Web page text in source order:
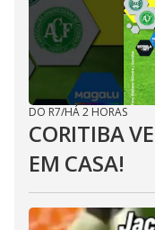
DO R7/HÁ 2 HORAS
CORITIBA
EM CASA!